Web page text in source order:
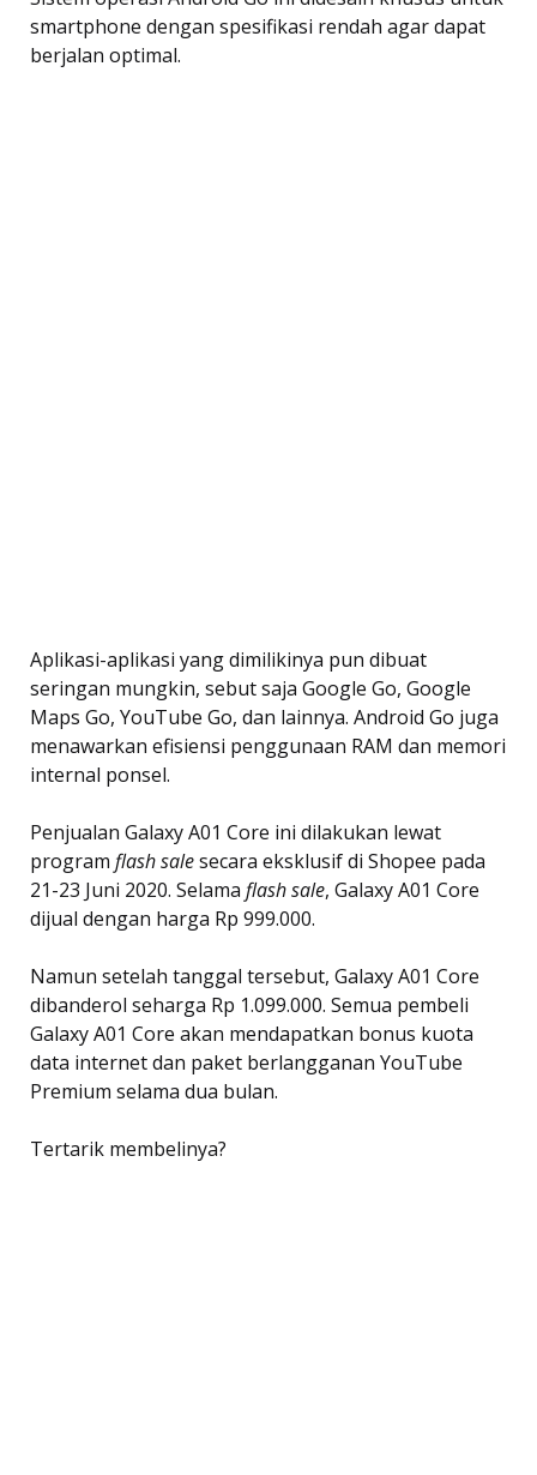
smartphone dengan spesifikasi rendah agar dapat
berjalan optimal.
Aplikasi-aplikasi yang dimilikinya pun dibuat
seringan mungkin, sebut saja Google Go, Google
Maps Go, YouTube Go, dan lainnya. Android Go juga
menawarkan efisiensi penggunaan RAM dan memori
internal ponsel.
Penjualan Galaxy A01 Core ini dilakukan lewat
program flash salesecara eksklusif di Shopee pada
21-23 Juni 2020. Selama flash sale, Galaxy A01 Core
dijual dengan harga Rp 999.000.
Namun setelah tanggal tersebut, Galaxy A01 Core
dibanderol seharga Rp 1.099.000. Semua pembeli
Galaxy A01 Core akan mendapatkan bonus kuota
data internet dan paket berlangganan YouTube
Premium selama dua bulan.
Tertarik membelinya?